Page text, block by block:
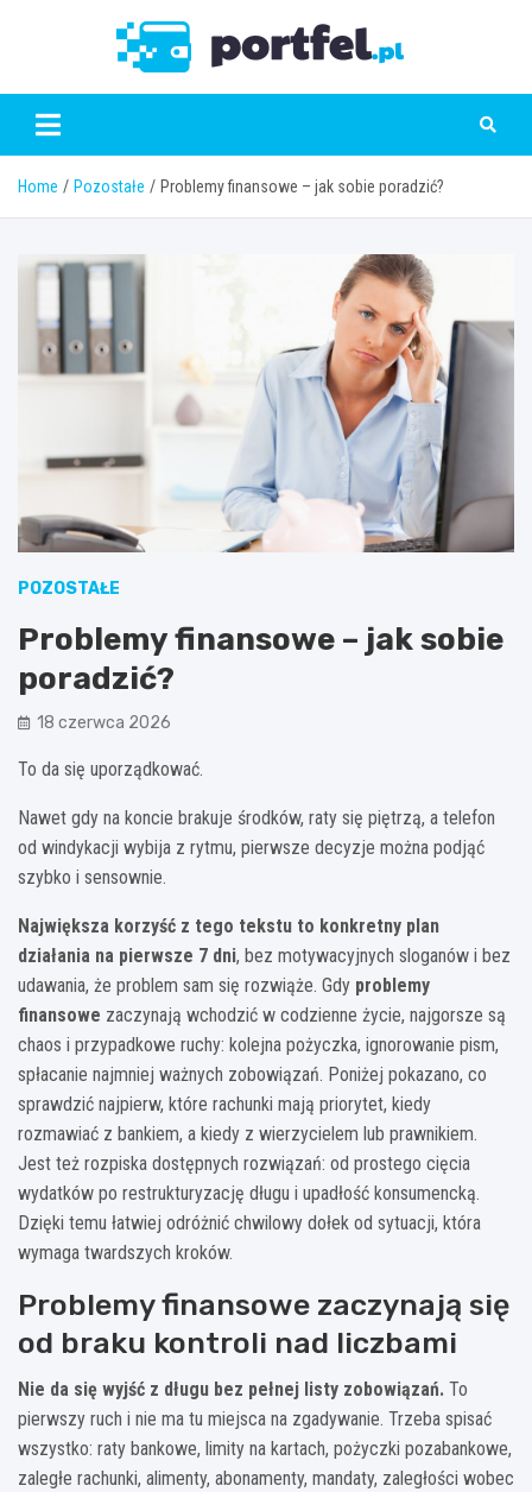
Home Pozostałe Problemy finansowe – jak sobie poradzić?
POZOSTAŁE
Problemy finansowe – jak sobie
poradzić?
18 czerwca 2026
To da się uporządkować.
Nawet gdy na koncie brakuje środków, raty się piętrzą, a telefon
od windykacji wybija z rytmu, pierwsze decyzje można podjąć
szybko i sensownie.
Największa korzyść z tego tekstu to konkretny plan
działania na pierwsze 7 dni, bez motywacyjnych sloganów i bez
udawania, że problem sam się rozwiąże. Gdy problemy
finansowe zaczynają wchodzić w codzienne życie, najgorsze są
chaos i przypadkowe ruchy: kolejna pożyczka, ignorowanie pism,
spłacanie najmniej ważnych zobowiązań. Poniżej pokazano, co
sprawdzić najpierw, które rachunki mają priorytet, kiedy
rozmawiać z bankiem, a kiedy z wierzycielem lub prawnikiem.
Jest też rozpiska dostępnych rozwiązań: od prostego cięcia
wydatków po restrukturyzację długu i upadłość konsumencką.
Dzięki temu łatwiej odróżnić chwilowy dołek od sytuacji, która
wymaga twardszych kroków.
Problemy finansowe zaczynają się
od braku kontroli nad liczbami
Nie da się wyjść z długu bez pełnej listy zobowiązań. To
pierwszy ruch i nie ma tu miejsca na zgadywanie. Trzeba spisać
wszystko: raty bankowe, limity na kartach, pożyczki pozabankowe,
zaległe rachunki, alimenty, abonamenty, mandaty, zaległości wobec